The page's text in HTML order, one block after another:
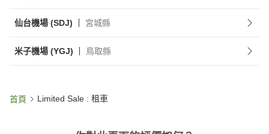
仙台機場 (SDJ) 宮城縣
米子機場 (YGJ) 鳥取縣
首頁 Limited Sale : 租車